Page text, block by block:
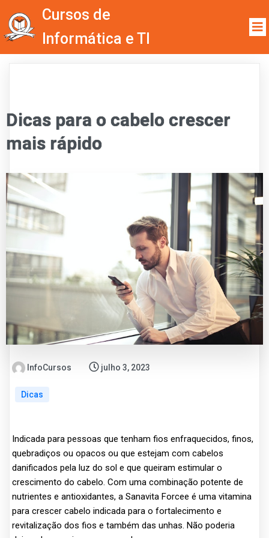
Cursos de
Informática e TI
Dicas para o cabelo crescer
mais rápido
InfoCursos julho 3, 2023
Dicas
Indicada para pessoas que tenham fios enfraquecidos, finos,
quebradiços ou opacos ou que estejam com cabelos
danificados pela luz do sol e que queiram estimular o
crescimento do cabelo. Com uma combinação potente de
nutrientes e antioxidantes, a Sanavita Forcee é uma vitamina
para crescer cabelo indicada para o fortalecimento e
revitalização dos fios e também das unhas. Não poderia